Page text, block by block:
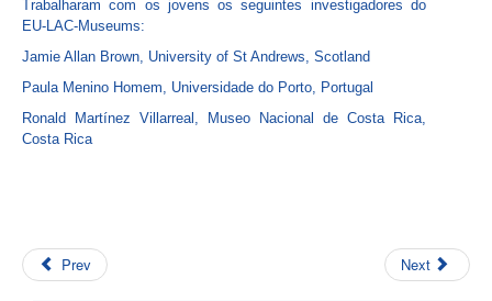
Trabalharam com os jovens os seguintes investigadores do
EU-LAC-Museums:
Jamie Allan Brown, University of St Andrews, Scotland
Paula Menino Homem, Universidade do Porto, Portugal
Ronald Martínez Villarreal, Museo Nacional de Costa Rica,
Costa Rica
Prev Next